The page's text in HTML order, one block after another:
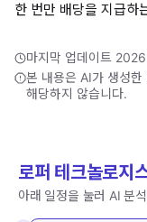
한 번만 배당을 지급하
마지막 업데이트
본 내용은 AI가 생성한
해당하지 않습니다.
로퍼 테크놀로지
아래 일정을 눌러 AI 분